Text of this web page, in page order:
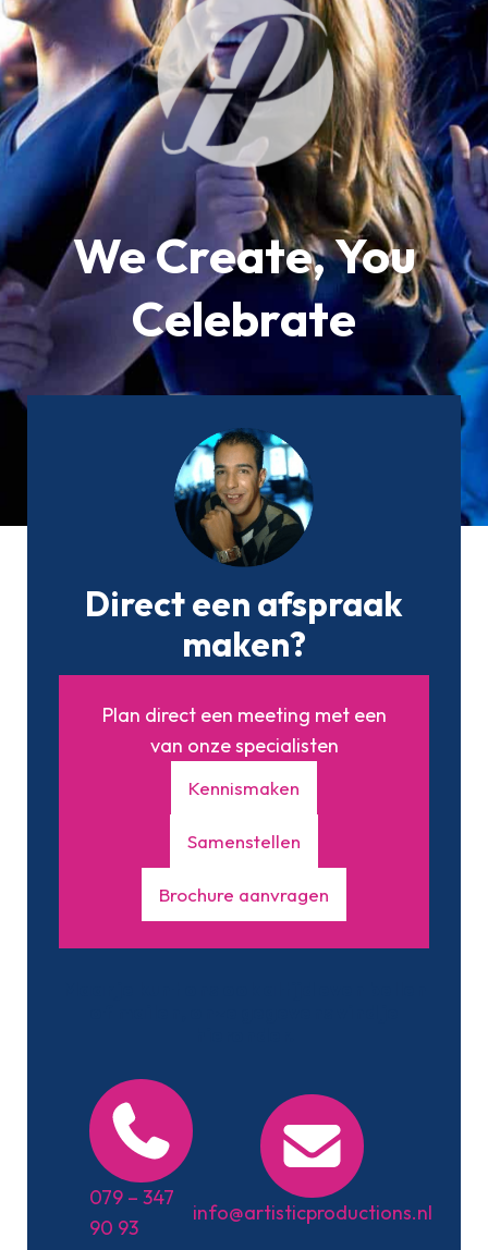
We Create, You
Celebrate
Direct een afspraak
maken?
Plan direct een meeting met een
van onze specialisten
Kennismaken
Samenstellen
Brochure aanvragen
079 – 347
90 93
info@artisticproductions.nl